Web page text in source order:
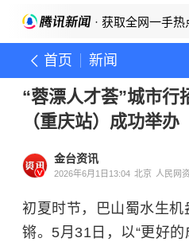
· 获取全网一手热
首页 新闻
“蓉漂人才荟”城市行
（重庆站）成功举办
金台资讯
2026年6月1日13:04 北京 人民网
初夏时节，巴山蜀水生
锵。5月31日，以“更好